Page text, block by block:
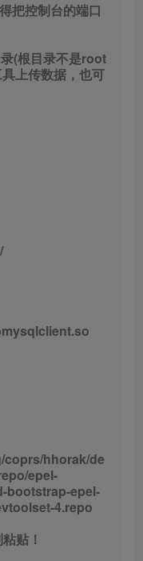
把控制台的端口
(根目录不是root
上传数据，也可
hhorak/de
epel-
bootstrap-epel-
4.repo
贴！